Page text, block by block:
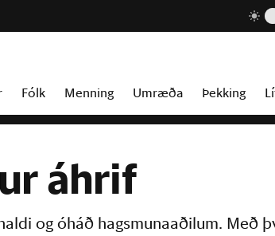
Fólk Menning Umræða Þekking
áhrif
og óháð hagsmunaaðilum. Með